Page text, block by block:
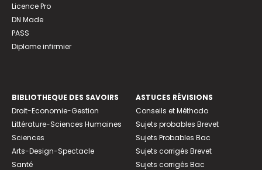
Licence Pro
DN Made
PASS
Diplome infirmier
BIBLIOTHEQUE DES SAVOIRS
Droit-Economie-Gestion
Littérature-Sciences Humaines
Sciences
Arts-Design-Spectacle
Santé
ASTUCES RÉVISIONS
Conseils et Méthodo
Sujets probables Brevet
Sujets Probables Bac
Sujets corrigés Brevet
Sujets corrigés Bac